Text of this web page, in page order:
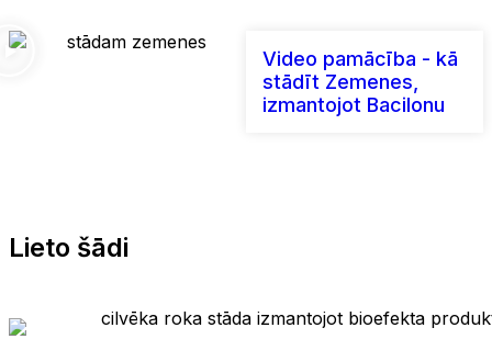
Video pamācība - kā
stādīt Zemenes,
izmantojot Bacilonu
Lieto šādi